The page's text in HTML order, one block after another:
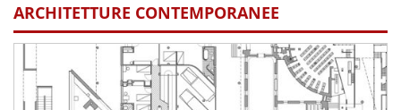
ARCHITETTURE CONTEMPORANEE